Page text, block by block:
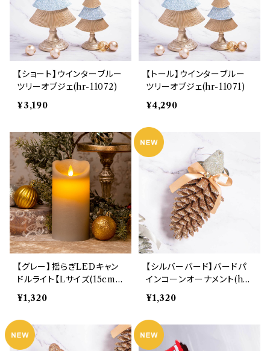
【ショート】ウインターブルー
ツリーオブジェ(hr-11072)
¥3,190
【トール】ウインターブルー
ツリーオブジェ(hr-11071)
¥4,290
【グレー】揺らぎLEDキャン
ドルライト【Lサイズ(15cm)】
(8036)
¥1,320
【シルバーバード】バードパ
インコーンオーナメント(hr-
10618-SL)
¥1,320